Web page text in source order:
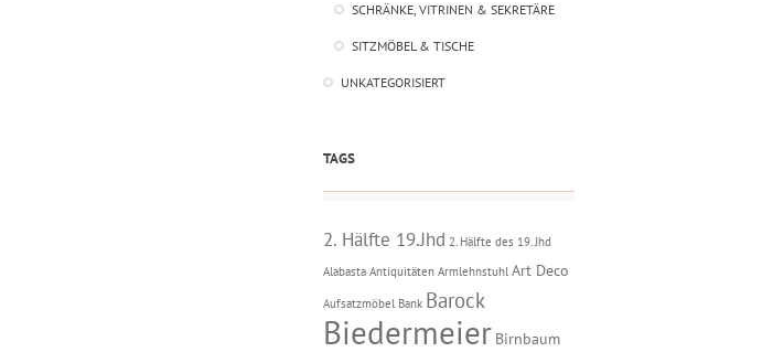
SCHRÄNKE, VITRINEN & SEKRETÄRE
SITZMÖBEL & TISCHE
UNKATEGORISIERT
TAGS
2. Hälfte 19.Jhd 2. Hälfte des 19. Jhd
Alabasta Antiquitäten Armlehnstuhl Art Deco
Aufsatzmöbel Bank Barock
Biedermeier Birnbaum